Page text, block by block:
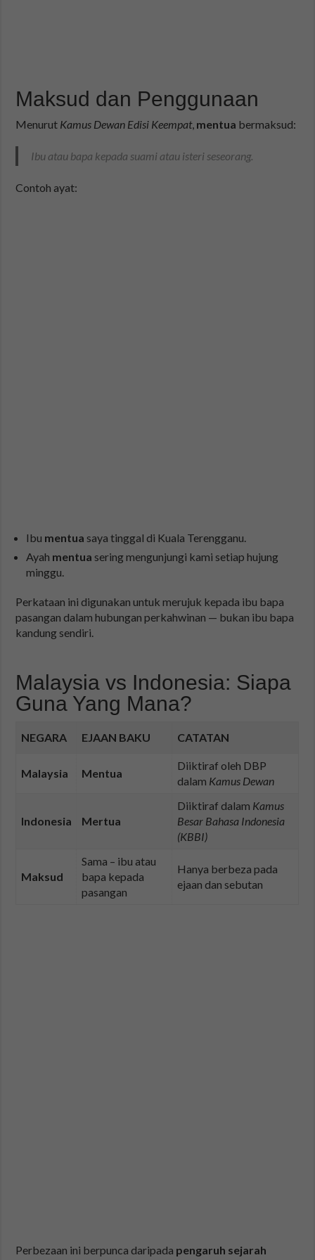
Maksud dan Penggunaan
Menurut Kamus Dewan Edisi Keempat, mentua bermaksud:
Ibu atau bapa kepada suami atau isteri seseorang.
Contoh ayat:
Ibu mentua saya tinggal di Kuala Terengganu.
Ayah mentua sering mengunjungi kami setiap hujung
minggu.
Perkataan ini digunakan untuk merujuk kepada ibu bapa
pasangan dalam hubungan perkahwinan — bukan ibu bapa
kandung sendiri.
Malaysia vs Indonesia: Siapa
Guna Yang Mana?
NEGARA EJAAN BAKU CATATAN
Malaysia Mentua
Diiktiraf oleh DBP
dalam Kamus Dewan
Indonesia Mertua
Diiktiraf dalam Kamus
Besar Bahasa Indonesia
(KBBI)
Maksud
Sama – ibu atau
bapa kepada
pasangan
Hanya berbeza pada
ejaan dan sebutan
Perbezaan ini berpunca daripada pengaruh sejarah